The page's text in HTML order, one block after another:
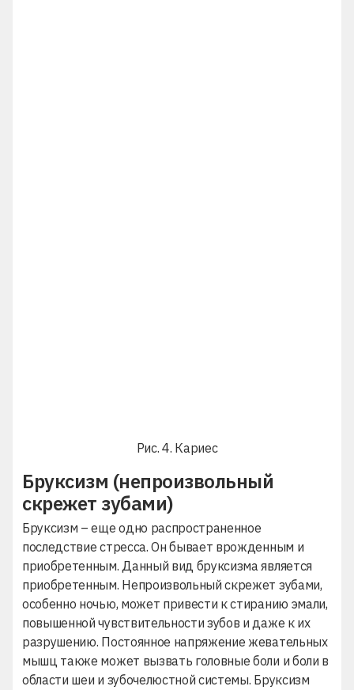
Рис. 4. Кариес
Бруксизм (непроизвольный
скрежет зубами)
Бруксизм – еще одно распространенное
последствие стресса. Он бывает врожденным и
приобретенным. Данный вид бруксизма является
приобретенным. Непроизвольныйскрежет зубами,
особенно ночью, может привести к стиранию эмали,
повышенной чувствительности зубов и даже к их
разрушению. Постоянное напряжение жевательных
мышц также может вызвать головные боли и боли в
области шеи и зубочелюстной системы. Бруксизм